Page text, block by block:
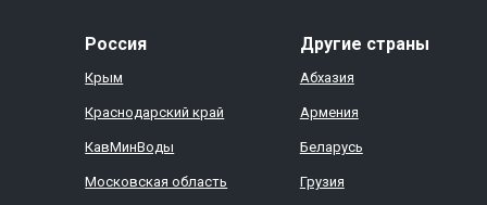
Россия
Крым
Краснодарский край
КавМинВоды
Московская область
Другие страны
Абхазия
Армения
Беларусь
Грузия